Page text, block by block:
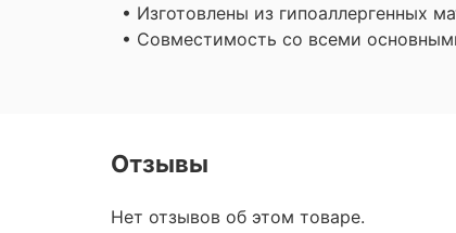
• Изготовлены из гипоаллергенных
• Совместимость со всеми
Отзывы
Нет отзывов об этом товаре.